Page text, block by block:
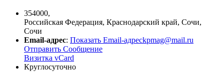
354000,
Российская Федерация, Краснодарский край, Сочи,
Сочи
Email-адрес: Показать Email-адресkpmag@mail.ru
Отправить Сообщение
Визитка vCard
Круглосуточно